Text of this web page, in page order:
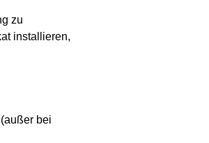
zu
installieren,
bei